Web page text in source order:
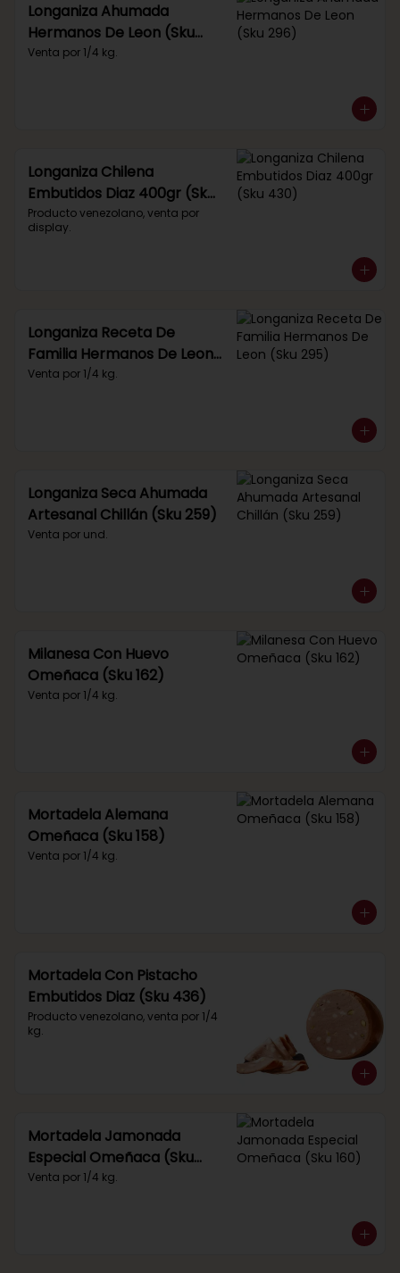
Longaniza Ahumada
Hermanos De Leon (Sku
296)
Venta por 1/4 kg.
Longaniza Chilena
Embutidos Diaz 400gr (Sku
430)
Producto venezolano, venta por
display.
Longaniza Receta De
Familia Hermanos De Leon
(Sku 295)
Venta por 1/4 kg.
Longaniza Seca Ahumada
Artesanal Chillán (Sku 259)
Venta por und.
Milanesa Con Huevo
Omeñaca (Sku 162)
Venta por 1/4 kg.
Mortadela Alemana
Omeñaca (Sku 158)
Venta por 1/4 kg.
Mortadela Con Pistacho
Embutidos Diaz (Sku 436)
Producto venezolano, venta por 1/4
kg.
Mortadela Jamonada
Especial Omeñaca (Sku
160)
Venta por 1/4 kg.